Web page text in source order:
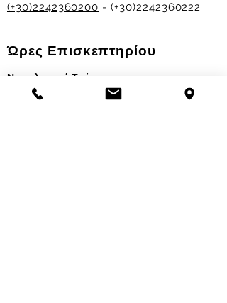
(+30)2242360200 - (+30)2242360222
Ώρες Επισκεπτηρίου
Νοσηλευτικά Τμήματα
Χειμερινό ωράριο: 11.00-13.00
17.30-19.30